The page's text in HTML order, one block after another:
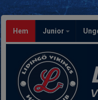
Hem Junior